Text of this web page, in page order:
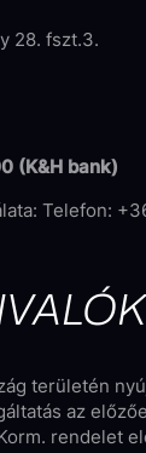
28. fszt.3.
(K&H bank)
Telefon:
területén
az
rendelet